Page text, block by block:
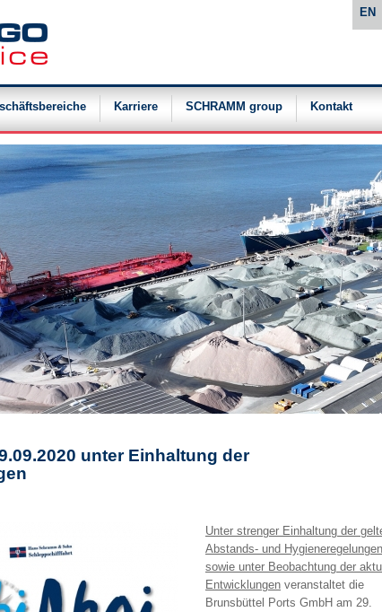
EN
Karriere SCHRAMM group Kontakt
unter Einhaltung der
Unter strenger Einhaltung der
Abstands- und Hygieneregelungen
sowie unter Beobachtung der
Entwicklungen veranstaltet die
Brunsbüttel Ports GmbH am 29.